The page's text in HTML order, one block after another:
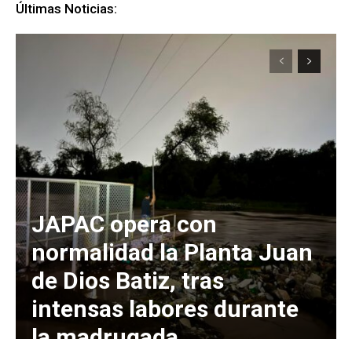
Últimas Noticias:
JAPAC opera con
normalidad la Planta Juan
de Dios Batiz, tras
intensas labores durante